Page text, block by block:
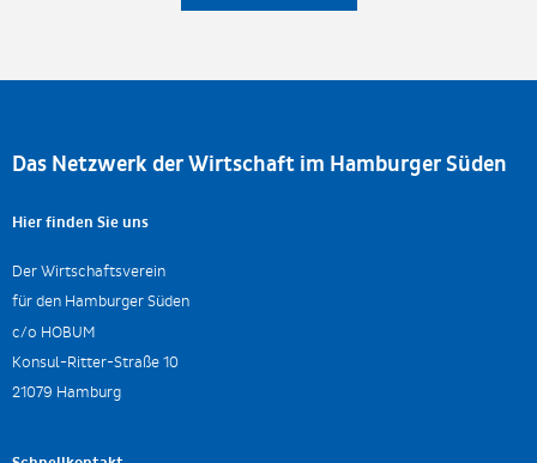
Das Netzwerk der Wirtschaft im Hamburger Süden
Hier finden Sie uns
Der Wirtschaftsverein
für den Hamburger Süden
c/o HOBUM
Konsul-Ritter-Straße 10
21079 Hamburg